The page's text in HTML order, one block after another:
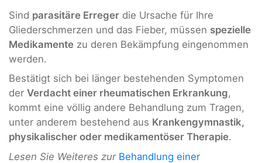
Sind parasitäre Erreger die Ursache für Ihre
Gliederschmerzen und das Fieber, müssen spezielle
Medikamente zu deren Bekämpfung eingenommen
werden.
Bestätigt sich bei länger bestehenden Symptomen
der Verdacht einer rheumatischen Erkrankung,
kommt eine völlig andere Behandlung zum Tragen,
unter anderem bestehend aus Krankengymnastik,
physikalischer oder medikamentöser Therapie.
Lesen Sie Weiteres zur Behandlung einer